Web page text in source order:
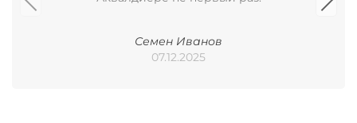
Семен Иванов
07.12.2025